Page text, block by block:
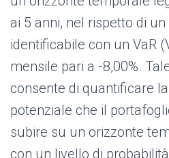
ai 5 anni, nel rispetto di
identificabile con un VaR
mensile pari a -8,00%.
consente di quantificare
potenziale che il
subire su un orizzonte
con un livello di